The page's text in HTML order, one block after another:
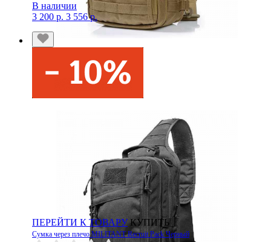
В наличии
3 200 р. 3 556 р.
ПЕРЕЙТИ К ТОВАРУ КУПИТЬ
Сумка через плечо MILITANT Recruit Pack Черный